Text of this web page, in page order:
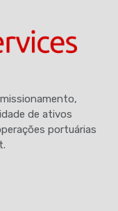
de ativos
portuárias